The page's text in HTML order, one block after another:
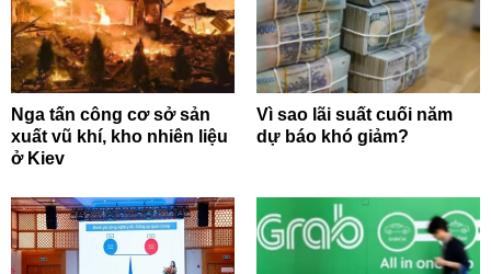
Nga tấn công cơ sở sản
xuất vũ khí, kho nhiên liệu
ở Kiev
Vì sao lãi suất cuối năm
dự báo khó giảm?